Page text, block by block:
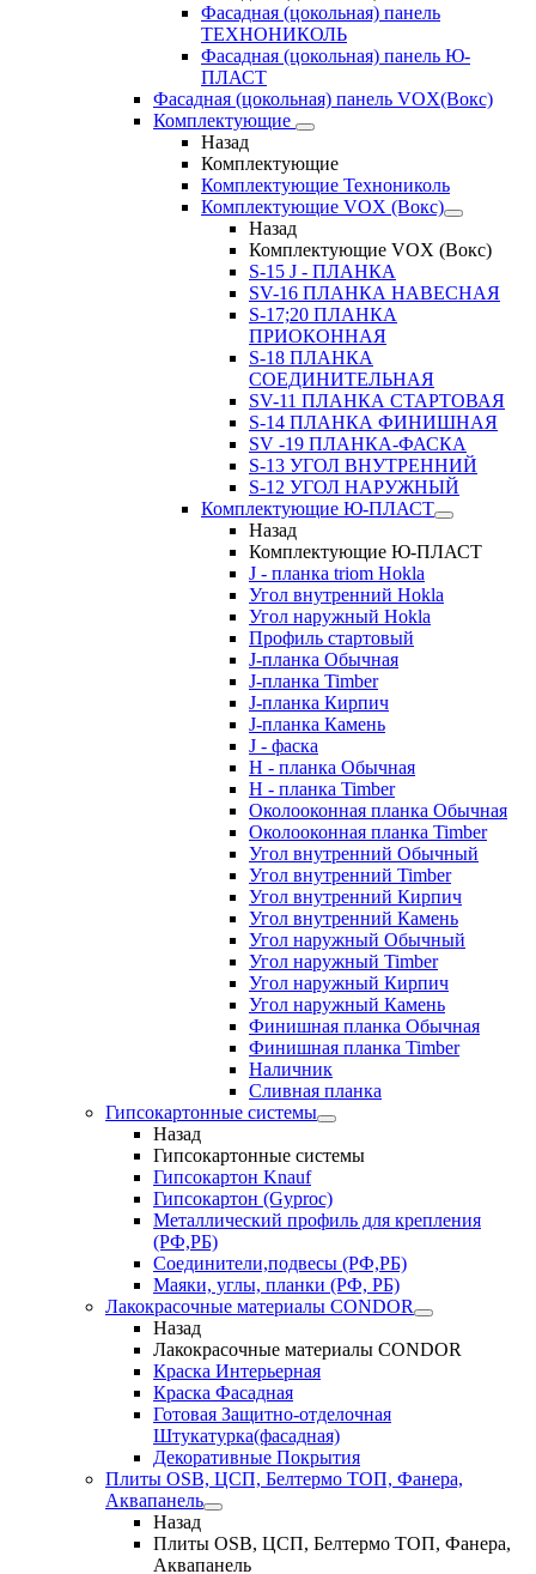
Фасадная (цокольная) панель
ТЕХНОНИКОЛЬ
Фасадная (цокольная) панель Ю-
ПЛАСТ
Фасадная (цокольная) панель VOX(Вокс)
Комплектующие
Назад
Комплектующие
Комплектующие Технониколь
Комплектующие VOX (Вокс)
Назад
Комплектующие VOX (Вокс)
S-15 J - ПЛАНКА
SV-16 ПЛАНКА НАВЕСНАЯ
S-17;20 ПЛАНКА
ПРИОКОННАЯ
S-18 ПЛАНКА
СОЕДИНИТЕЛЬНАЯ
SV-11 ПЛАНКА СТАРТОВАЯ
S-14 ПЛАНКА ФИНИШНАЯ
SV -19 ПЛАНКА-ФАСКА
S-13 УГОЛ ВНУТРЕННИЙ
S-12 УГОЛ НАРУЖНЫЙ
Комплектующие Ю-ПЛАСТ
Назад
Комплектующие Ю-ПЛАСТ
J - планка triom Hokla
Угол внутренний Hokla
Угол наружный Hokla
Профиль стартовый
J-планка Обычная
J-планка Timber
J-планка Кирпич
J-планка Камень
J - фаска
Н - планка Обычная
Н - планка Timber
Околооконная планка Обычная
Околооконная планка Timber
Угол внутренний Обычный
Угол внутренний Timber
Угол внутренний Кирпич
Угол внутренний Камень
Угол наружный Обычный
Угол наружный Timber
Угол наружный Кирпич
Угол наружный Камень
Финишная планка Обычная
Финишная планка Timber
Наличник
Сливная планка
Гипсокартонные системы
Назад
Гипсокартонные системы
Гипсокартон Knauf
Гипсокартон (Gyproc)
Металлический профиль для крепления
(РФ,РБ)
Соединители,подвесы (РФ,РБ)
Маяки, углы, планки (РФ, РБ)
Лакокрасочные материалы CONDOR
Назад
Лакокрасочные материалы CONDOR
Краска Интерьерная
Краска Фасадная
Готовая Защитно-отделочная
Штукатурка(фасадная)
Декоративные Покрытия
Плиты OSB, ЦСП, Белтермо ТОП, Фанера,
Аквапанель
Назад
Плиты OSB, ЦСП, Белтермо ТОП, Фанера,
Аквапанель